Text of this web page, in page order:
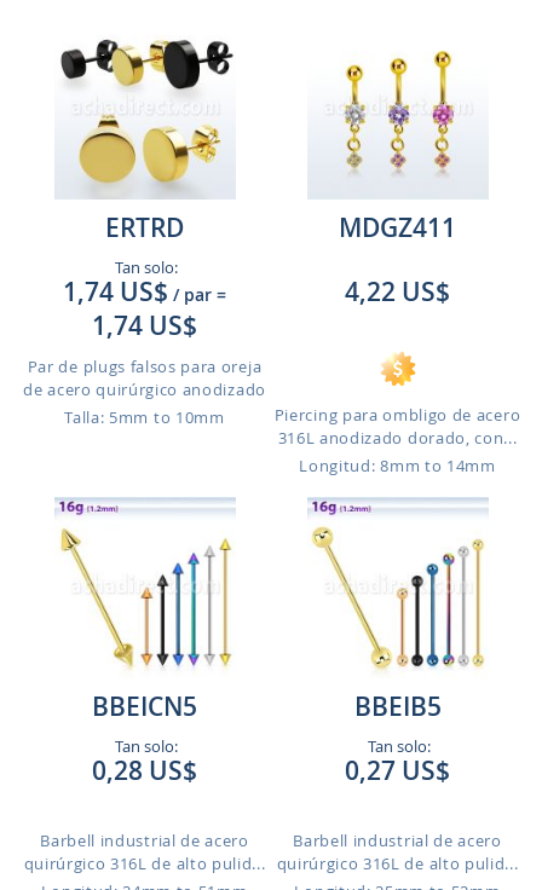
ERTRD
Tan solo:
1,74 US$ / par =
1,74 US$
Par de plugs falsos para oreja
de acero quirúrgico anodizado
Talla: 5mm to 10mm
MDGZ411
4,22 US$
Piercing para ombligo de acero
316L anodizado dorado, con...
Longitud: 8mm to 14mm
BBEICN5
Tan solo:
0,28 US$
Barbell industrial de acero
quirúrgico 316L de alto pulid...
BBEIB5
Tan solo:
0,27 US$
Barbell industrial de acero
quirúrgico 316L de alto pulid...